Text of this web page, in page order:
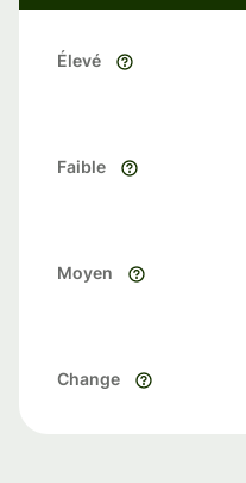
Élevé
Faible
Moyen
Change